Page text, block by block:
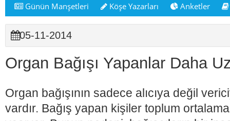
Günün Manşetleri Köşe Yazarları Anketler
05-11-2014
Organ Bağışı Yapanlar Daha
Organ bağışının sadece alıcıya değil
vardır. Bağış yapan kişiler toplum